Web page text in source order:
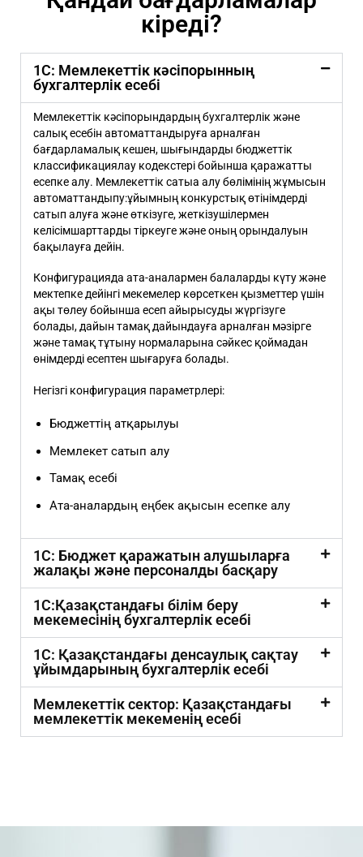
кіреді?
1С: Мемлекеттік кәсіпорынның
бухгалтерлік есебі
Мемлекеттік кәсіпорындардың бухгалтерлік және
салық есебін автоматтандыруға арналған
бағдарламалық кешен, шығындарды бюджеттік
классификациялау кодекстері бойынша қаражатты
есепке алу. Мемлекеттік сатыа алу бөлімінің жұмысын
автоматтандыпу:ұйымның конкурстық өтінімдерді
сатып алуға және өткізуге, жеткізушілермен
келісімшарттарды тіркеуге және оның орындалуын
бақылауға дейін.
Конфигурацияда ата-аналармен балаларды күту және
мектепке дейінгі мекемелер көрсеткен қызметтер үшін
ақы төлеу бойынша есеп айырысуды жүргізуге
болады, дайын тамақ дайындауға арналған мәзірге
және тамақ тұтыну нормаларына сәйкес қоймадан
өнімдерді есептен шығаруға болады.
Негізгі конфигурация параметрлері:
Бюджеттің атқарылуы
Мемлекет сатып алу
Тамақ есебі
Ата-аналардың еңбек ақысын есепке алу
1С: Бюджет қаражатын алушыларға
жалақы және персоналды басқару
1С:Қазақстандағы білім беру
мекемесінің бухгалтерлік есебі
1С: Қазақстандағы денсаулық сақтау
ұйымдарының бухгалтерлік есебі
Мемлекеттік сектор: Қазақстандағы
мемлекеттік мекеменің есебі